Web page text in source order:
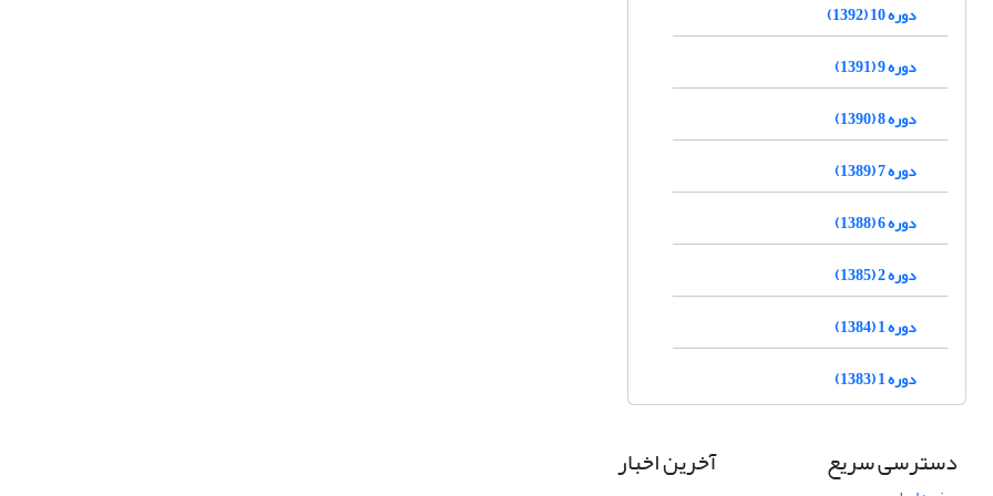
دوره 10 (1392)
دوره 9 (1391)
دوره 8 (1390)
دوره 7 (1389)
دوره 6 (1388)
دوره 2 (1385)
دوره 1 (1384)
دوره 1 (1383)
دسترسی سریع آخرین اخبار